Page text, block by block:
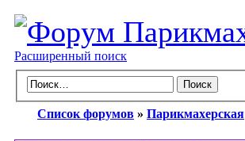
Расширенный поиск
Список форумов » Парикмахерская